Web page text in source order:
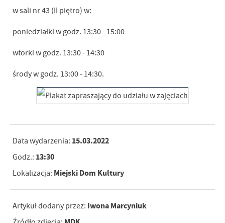
w sali nr 43 (II piętro) w:
poniedziałki w godz. 13:30 - 15:00
wtorki w godz. 13:30 - 14:30
środy w godz. 13:00 - 14:30.
Data wydarzenia: 15.03.2022
Godz.: 13:30
Lokalizacja: Miejski Dom Kultury
Artykuł dodany przez: Iwona Marcyniuk